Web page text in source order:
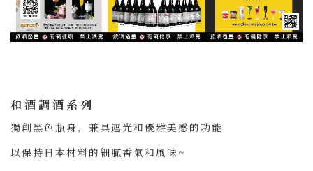
和酒調酒系列
獨創黑色瓶身，兼具遮光和優雅美感的功能
以保持日本材料的細膩香氣和風味~